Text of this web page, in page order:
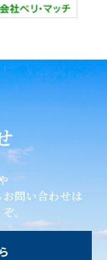
問い合わせは
。